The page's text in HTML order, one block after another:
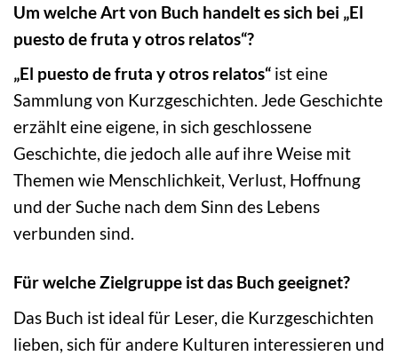
Um welche Art von Buch handelt es sich bei „El
puesto de fruta y otros relatos“?
„El puesto de fruta y otros relatos“ ist eine
Sammlung von Kurzgeschichten. Jede Geschichte
erzählt eine eigene, in sich geschlossene
Geschichte, die jedoch alle auf ihre Weise mit
Themen wie Menschlichkeit, Verlust, Hoffnung
und der Suche nach dem Sinn des Lebens
verbunden sind.
Für welche Zielgruppe ist das Buch geeignet?
Das Buch ist ideal für Leser, die Kurzgeschichten
lieben, sich für andere Kulturen interessieren und